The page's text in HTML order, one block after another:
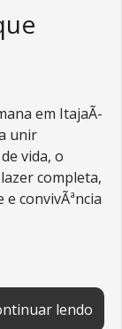
em ItajaÃ­
unir
vida, o
completa,
convivÃªncia
lendo